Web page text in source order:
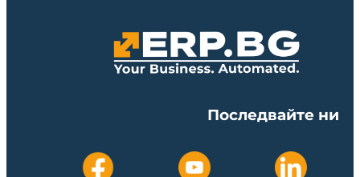
Последвайте ни